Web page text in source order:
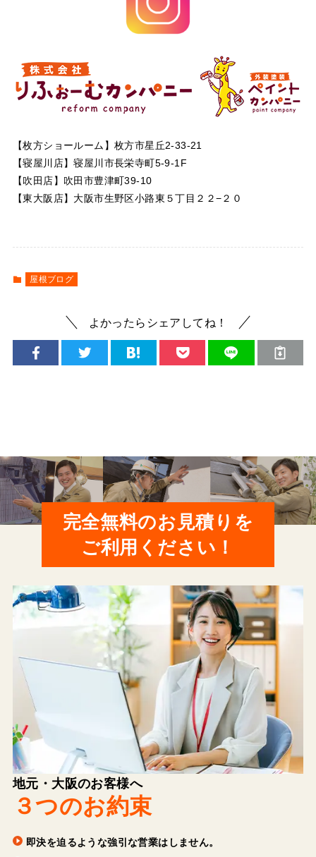
【枚方ショールーム】枚方市星丘2-33-21
【寝屋川店】寝屋川市長栄寺町5-9-1F
【吹田店】吹田市豊津町39-10
【東大阪店】大阪市生野区小路東５丁目２２−２０
屋根ブログ
よかったらシェアしてね！
完全無料のお見積りを
ご利用ください！
地元・大阪のお客様へ
３つのお約束
即決を迫るような強引な営業はしません。